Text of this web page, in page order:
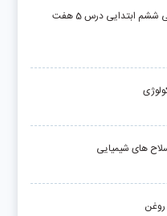
دانلود طرح درس فارسی ششم ابتدایی درس 5 هفت
های شیمیایی
روغن